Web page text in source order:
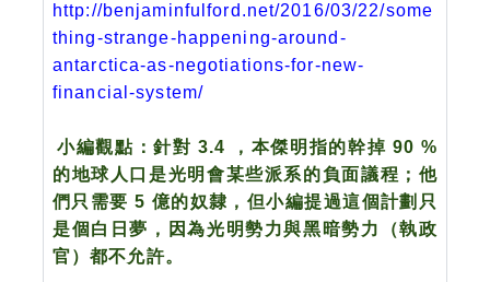
http://benjaminfulford.net/2016/03/22/some
thing-strange-happening-around-
antarctica-as-negotiations-for-new-
financial-system/
小編觀點：針對 3.4 ，本傑明指的幹掉 90 %
的地球人口是光明會某些派系的負面議程；他
們只需要 5 億的奴隸，但小編提過這個計劃只
是個白日夢，因為光明勢力與黑暗勢力（執政
官）都不允許。